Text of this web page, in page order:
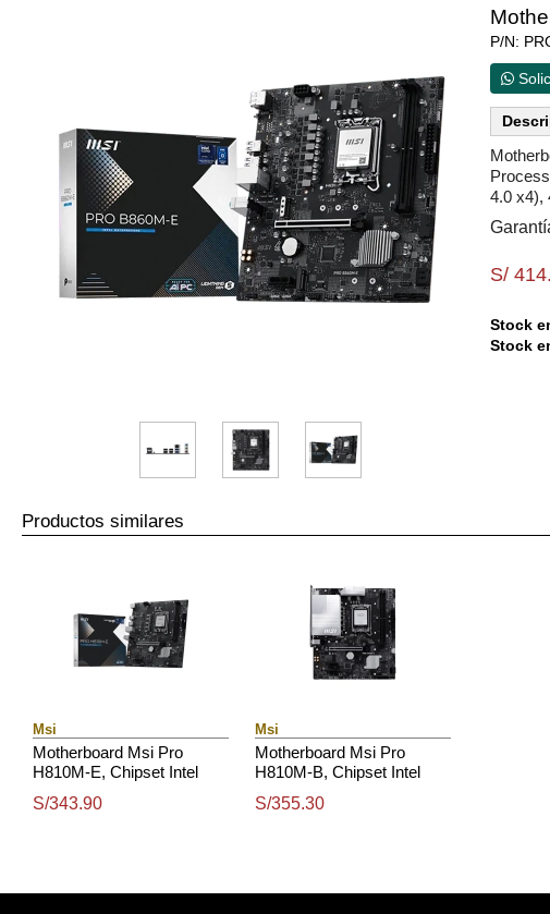
P/N:
4.0 x4),
S/
Stock
Stock
Productos similares
Msi
Motherboard Msi Pro
H810M-E, Chipset Intel
Matx
S/343.90
Msi
Motherboard Msi Pro
H810M-B, Chipset Intel
Matx
S/355.30